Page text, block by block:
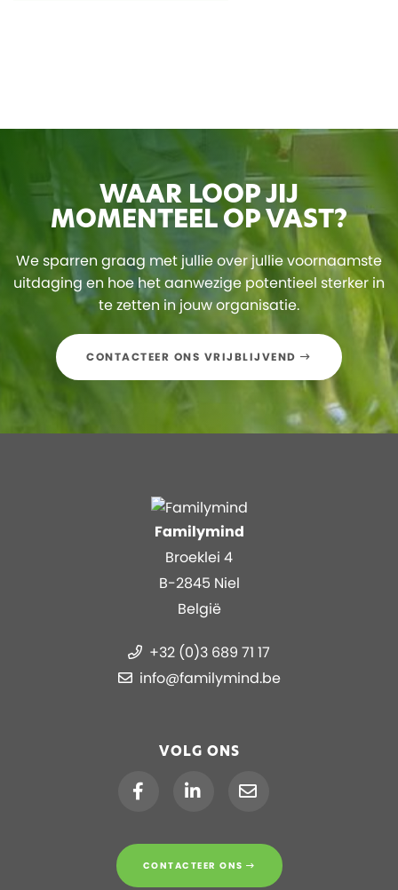
WAAR LOOP JIJ
MOMENTEEL OP VAST?
We sparren graag met jullie over jullie voornaamste
uitdaging en hoe het aanwezige potentieel sterker in
te zetten in jouw organisatie.
CONTACTEER ONS VRIJBLIJVEND
Familymind
Broeklei 4
B-2845 Niel
België
+32 (0)3 689 71 17
info@familymind.be
VOLG ONS
CONTACTEER ONS